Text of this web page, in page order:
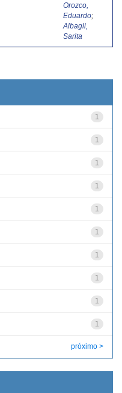
Orozco,
Eduardo;
Albagli,
Sarita
1
1
1
1
1
1
1
1
1
1
próximo >